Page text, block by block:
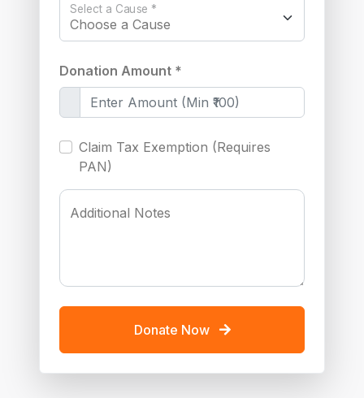
Select a Cause *
Donation Amount *
Claim Tax Exemption (Requires
PAN)
Additional Notes
Donate Now